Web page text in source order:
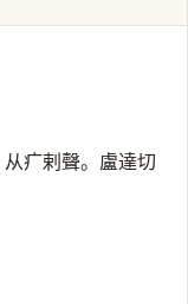
疒剌聲。盧達切